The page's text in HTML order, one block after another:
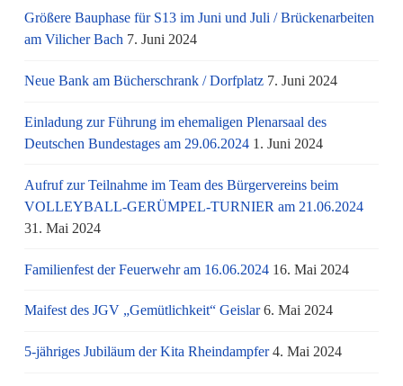
Größere Bauphase für S13 im Juni und Juli / Brü­cken­ar­bei­ten
am Vi­li­cher Bach 7. Juni 2024
Neue Bank am Bücherschrank / Dorfplatz 7. Juni 2024
Einladung zur Führung im ehemaligen Plenarsaal des
Deutschen Bundestages am 29.06.2024 1. Juni 2024
Aufruf zur Teilnahme im Team des Bürgervereins beim
VOLLEYBALL-GERÜMPEL-TURNIER am 21.06.2024
31. Mai 2024
Familienfest der Feuerwehr am 16.06.2024 16. Mai 2024
Maifest des JGV „Gemütlichkeit“ Geislar 6. Mai 2024
5-jähriges Jubiläum der Kita Rheindampfer 4. Mai 2024